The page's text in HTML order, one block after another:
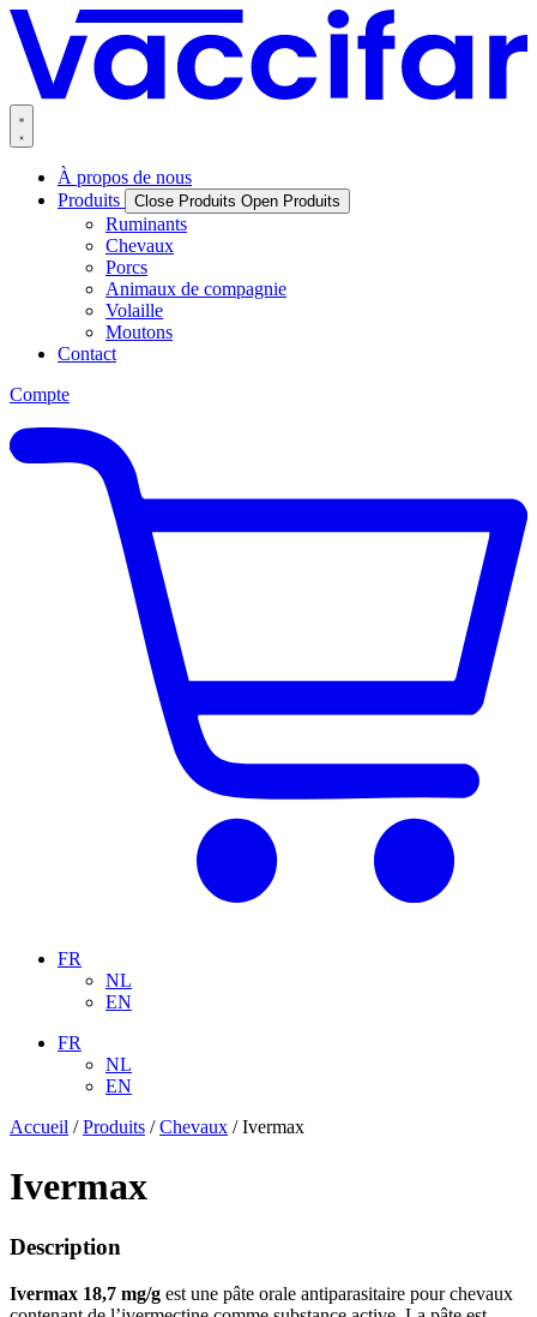
À propos de nous
Produits
Close Produits Open Produits
Ruminants
Chevaux
Porcs
Animaux de compagnie
Volaille
Moutons
Contact
Compte
FR
NL
EN
FR
NL
EN
Accueil /Produits /Chevaux / Ivermax
Ivermax
Description
Ivermax 18,7 mg/g est une pâte orale antiparasitaire pour chevaux